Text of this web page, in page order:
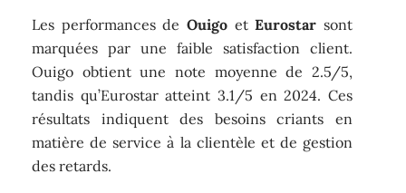
Les performances de Ouigo etEurostar sont
marquées par une faible satisfaction client.
Ouigo obtient une note moyenne de 2.5/5,
tandis qu’Eurostar atteint 3.1/5 en 2024. Ces
résultats indiquent des besoins criants en
matière de service à la clientèle et de gestion
des retards.